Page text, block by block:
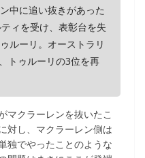
中に追い抜きがあった
ィを受け、表彰台を失
ルーリ。オーストラリ
トゥルーリの3位を再
マクラーレンを抜いたこ
対し、マクラーレン側は
独でやったことのような